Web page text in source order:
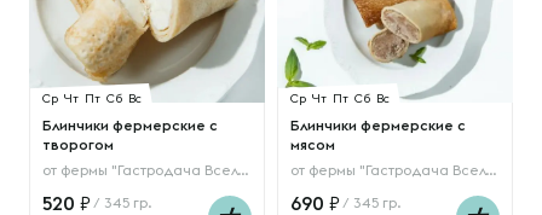
Ср Чт Пт Сб Вс
Блинчики фермерские с
творогом
от фермы "Гастродача Вселуг"
520 / 345 гр.
Ср Чт Пт Сб Вс
Блинчики фермерские с
мясом
от фермы "Гастродача Вселуг"
690 / 345 гр.